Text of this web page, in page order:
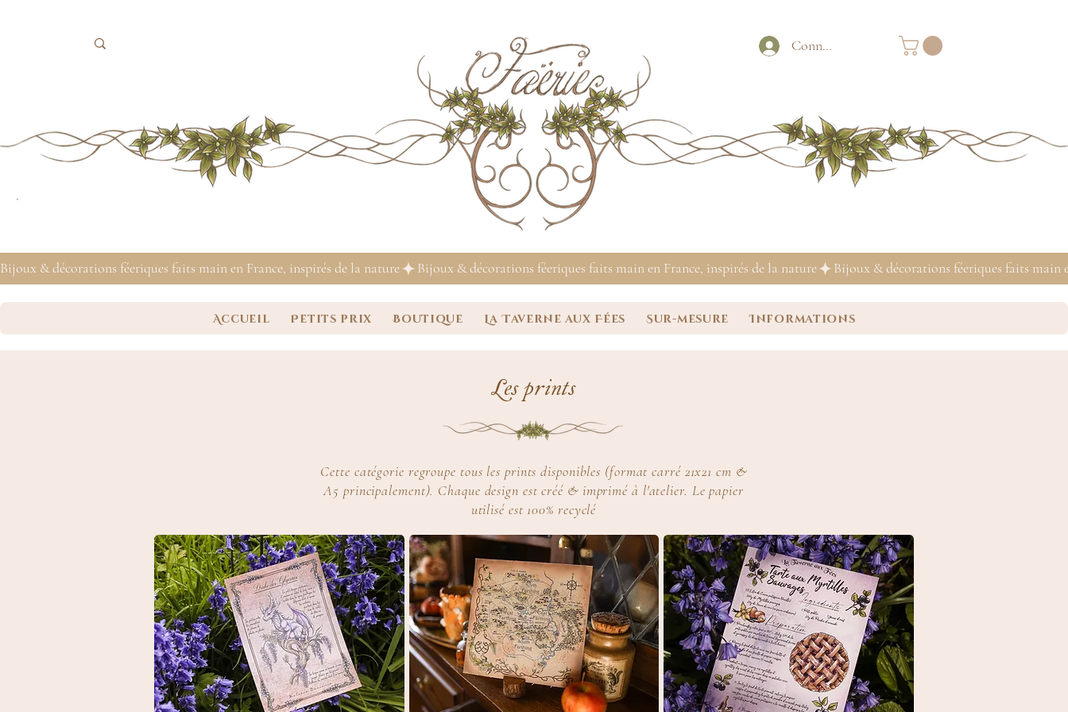
Connexion
Bijoux & décorations féeriques faits main en France, inspirés de la nature
Accueil Petits prix Boutique La Taverne aux Fées Sur-mesure Informations
Les prints
Cette catégorie regroupe tous les prints disponibles (format carré 21x21 cm &
A5 principalement). Chaque design est créé & imprimé à l'atelier. Le papier
utilisé est 100% recyclé